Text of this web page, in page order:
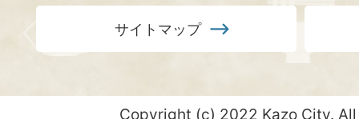
サイトマップ
Copyright (c) 2022 Kazo City.